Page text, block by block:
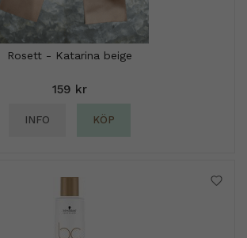
Rosett - Katarina beige
159 kr
INFO KÖP